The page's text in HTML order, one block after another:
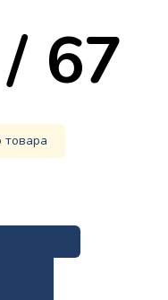
67
товара